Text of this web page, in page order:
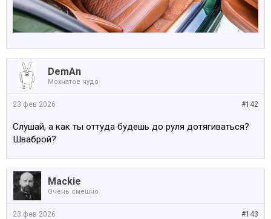
DemAn
Мохнатое чудо
#142
23 фев 2026
Слушай, а как ты оттуда будешь до руля дотягиваться?
Шваброй?
Mackie
Очень смешно
#143
23 фев 2026